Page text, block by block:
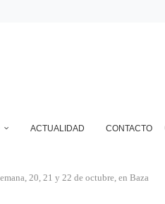
ACTUALIDAD CONTACTO
20, 21 y 22 de octubre, en Baza